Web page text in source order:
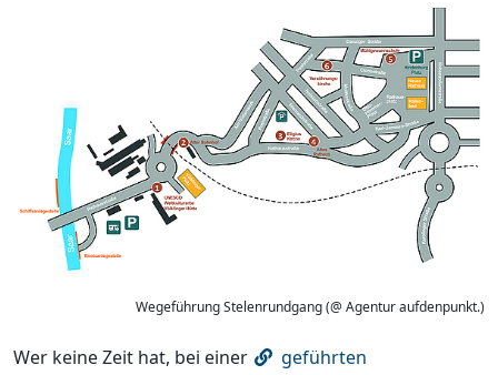
Wegeführung Stelenrundgang (@ Agentur aufdenpunkt.)
Wer keine Zeit hat, bei einer
geführten